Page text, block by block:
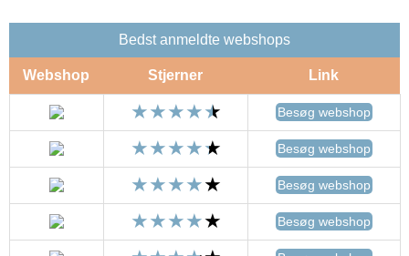
Bedst anmeldte webshops
Webshop Stjerner Link
Besøg webshop
Besøg webshop
Besøg webshop
Besøg webshop